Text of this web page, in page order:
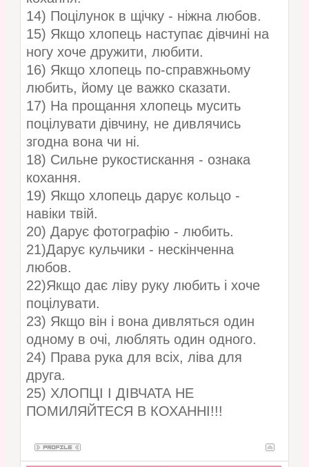
14) Поцілунок в щічку - ніжна любов.
15) Якщо хлопець наступає дівчині на
ногу хоче дружити, любити.
16) Якщо хлопець по-справжньому
любить, йому це важко сказати.
17) На прощання хлопець мусить
поцілувати дівчину, не дивлячись
згодна вона чи ні.
18) Сильне рукостискання - ознака
кохання.
19) Якщо хлопець дарує кольцо -
навіки твій.
20) Дарує фотографію - любить.
21)Дарує кульчики - нескінченна
любов.
22)Якщо дає ліву руку любить і хоче
поцілувати.
23) Якщо він і вона дивляться один
одному в очі, люблять один одного.
24) Права рука для всіх, ліва для
друга.
25) ХЛОПЦІ І ДІВЧАТА НЕ
ПОМИЛЯЙТЕСЯ В КОХАННІ!!!